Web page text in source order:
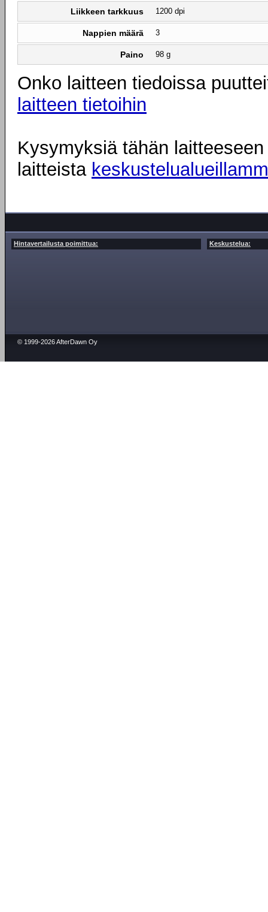
Liikkeen tarkkuus 1200 dpi
Nappien määrä 3
Paino 98 g
Onko laitteen tiedoissa
laitteen tietoihin
Kysymyksiä tähän
laitteista
Hintavertailusta poimittua: Keskustelua:
© 1999-2026 AfterDawn Oy